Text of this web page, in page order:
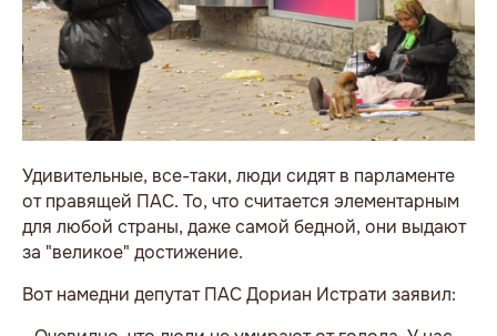
Удивительные, все-таки, люди сидят в парламенте
от правящей ПАС. То, что считается элементарным
для любой страны, даже самой бедной, они выдают
за "великое" достижение.
Вот намедни депутат ПАС Дориан Истрати заявил: